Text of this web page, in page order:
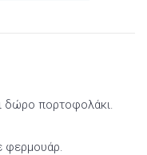
δώρο πορτοφολάκι.
φερμουάρ.